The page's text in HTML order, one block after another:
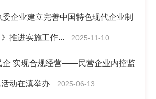
委企业建立完善中国特色现代企业制
推进实施工作... 2025-11-10
企 实现合规经营——民营企业内控监
动在滇举办 2025-06-13